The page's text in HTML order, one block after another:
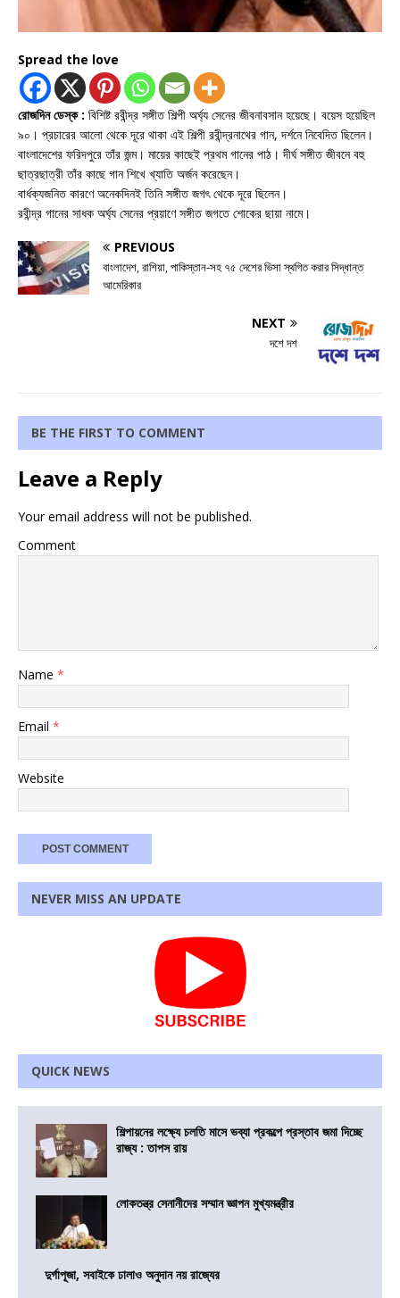
Spread the love
রোজদিন ডেস্ক : বিশিষ্ট রবীন্দ্র সঙ্গীত শিল্পী অর্ঘ্য সেনের জীবনাবসান হয়েছে। বয়েস হয়েছিল
৯০। প্রচারের আলো থেকে দূরে থাকা এই শিল্পী রবীন্দ্রনাথের গান, দর্শনে নিবেদিত ছিলেন।
বাংলাদেশের ফরিদপুরে তাঁর জন্ম। মায়ের কাছেই প্রথম গানের পাঠ। দীর্ঘ সঙ্গীত জীবনে বহু
ছাত্রছাত্রী তাঁর কাছে গান শিখে খ্যাতি অর্জন করেছেন।
বার্ধক্যজনিত কারণে অনেকদিনই তিনি সঙ্গীত জগৎ থেকে দূরে ছিলেন।
রবীন্দ্র গানের সাধক অর্ঘ্য সেনের প্রয়াণে সঙ্গীত জগতে শোকের ছায়া নামে।
PREVIOUS
বাংলাদেশ, রাশিয়া, পাকিস্তান-সহ ৭৫ দেশের ভিসা স্থগিত করার সিদ্ধান্ত
আমেরিকার
NEXT
দশে দশ
BE THE FIRST TO COMMENT
Leave a Reply
Your email address will not be published.
Comment
Name *
Email *
Website
NEVER MISS AN UPDATE
QUICK NEWS
শিল্পায়নের লক্ষ্যে চলতি মাসে ভব্যা প্রকল্পে প্রস্তাব জমা দিচ্ছে
রাজ্য : তাপস রায়
লোকতন্ত্র সেনানীদের সম্মান জ্ঞাপন মুখ্যমন্ত্রীর
দুর্গাপূজা, সবাইকে ঢালাও অনুদান নয় রাজ্যের